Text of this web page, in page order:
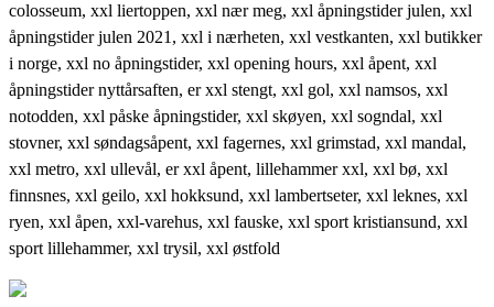
colosseum, xxl liertoppen, xxl nær meg, xxl åpningstider julen, xxl
åpningstider julen 2021, xxl i nærheten, xxl vestkanten, xxl butikker
i norge, xxl no åpningstider, xxl opening hours, xxl åpent, xxl
åpningstider nyttårsaften, er xxl stengt, xxl gol, xxl namsos, xxl
notodden, xxl påske åpningstider, xxl skøyen, xxl sogndal, xxl
stovner, xxl søndagsåpent, xxl fagernes, xxl grimstad, xxl mandal,
xxl metro, xxl ullevål, er xxl åpent, lillehammer xxl, xxl bø, xxl
finnsnes, xxl geilo, xxl hokksund, xxl lambertseter, xxl leknes, xxl
ryen, xxl åpen, xxl-varehus, xxl fauske, xxl sport kristiansund, xxl
sport lillehammer, xxl trysil, xxl østfold